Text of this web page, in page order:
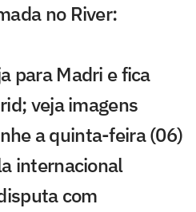
no River:
para Madri e fica
veja imagens
a quinta-feira (06)
internacional
com